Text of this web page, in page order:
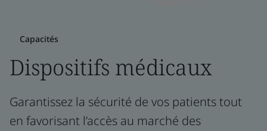
Capacités
Dispositifs médicaux
Garantissez la sécurité de vos patients tout
en favorisant l’accès au marché des